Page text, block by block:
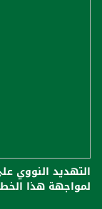
التهديد النووي
لمواجهة هذا